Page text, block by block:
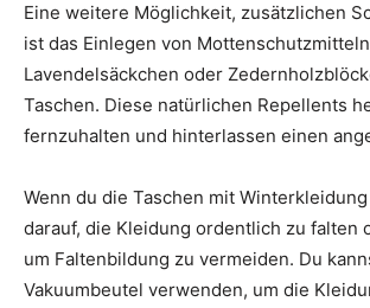
Eine weitere Möglichkeit, zusätzlichen
ist das Einlegen von
Lavendelsäckchen oder
Taschen. Diese natürlichen Repellents
fernzuhalten und hinterlassen einen
Wenn du die Taschen mit
darauf, die Kleidung ordentlich zu falten
um Faltenbildung zu vermeiden. Du
Vakuumbeutel verwenden, um die